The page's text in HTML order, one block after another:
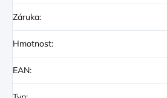
Záruka:
Hmotnost:
EAN: